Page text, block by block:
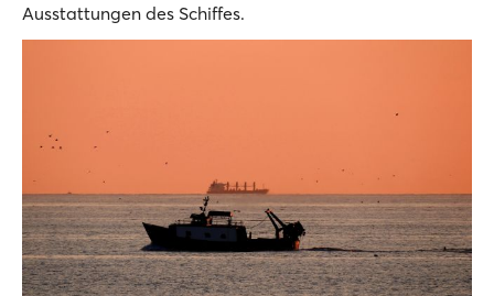
Ausstattungen des Schiffes.